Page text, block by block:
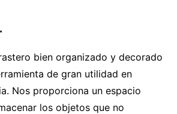
bien organizado y decorado
de gran utilidad en
Nos proporciona un espacio
los objetos que no